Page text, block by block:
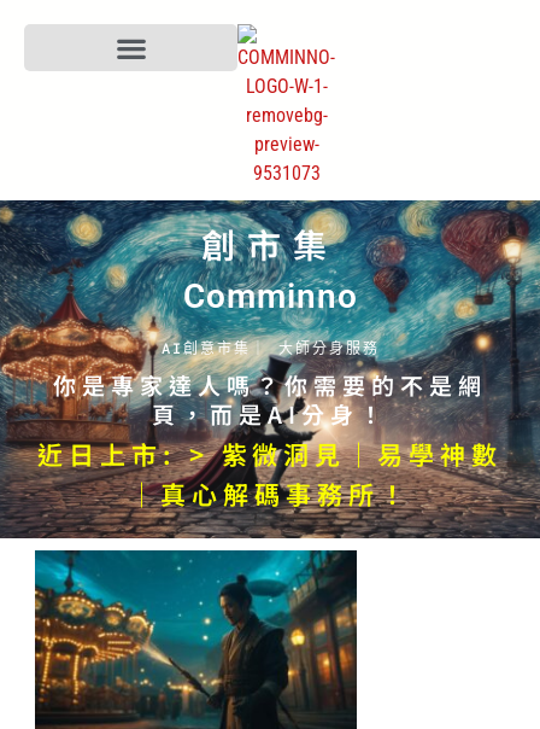
創市集
Comminno
AI創意市集｜ 大師分身服務
你是專家達人嗎？你需要的不是網
頁，而是AI分身！
近日上市: > 紫微洞見｜易學神數
｜真心解碼事務所！